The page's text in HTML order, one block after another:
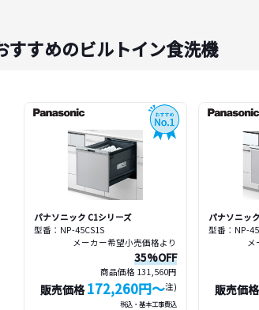
すすめのビルトイン食洗機
パナソニック C1シリーズ
型番：NP-45CS1S
メーカー希望小売価格より
35%OFF
商品価格 131,560円
販売価格172,260円〜注)
税込・基本工事費込
パナソニッ
型番：NP-
メ
販売価格